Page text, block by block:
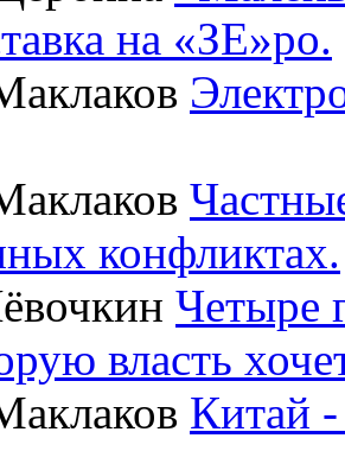
на «ЗЕ»ро.
конфликтах.
Четыре
власть
Китай